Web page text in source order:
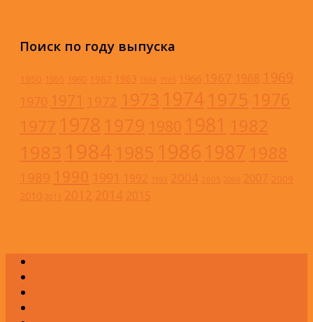
Поиск по году выпуска
1950 1955 1960 1962 1963 1964 1965 1966 1967 1968 1969
1970 1971 1972 1973 1974 1975 1976
1977 1978 1979 1980 1981 1982
1983 1984 1985 1986 1987 1988
1989 1990 1991 1992 1993 2004 2005 2006 2007 2009
2010 2011 2012 2014 2015